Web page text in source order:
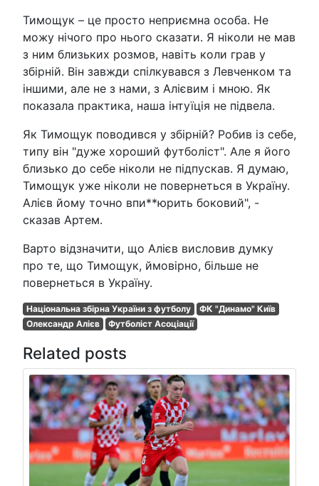
Тимощук – це просто неприємна особа. Не
можу нічого про нього сказати. Я ніколи не мав
з ним близьких розмов, навіть коли грав у
збірній. Він завжди спілкувався з Левченком та
іншими, але не з нами, з Алієвим і мною. Як
показала практика, наша інтуїція не підвела.
Як Тимощук поводився у збірній? Робив із себе,
типу він "дуже хороший футболіст". Але я його
близько до себе ніколи не підпускав. Я думаю,
Тимощук уже ніколи не повернеться в Україну.
Алієв йому точно впи**юрить боковий", -
сказав Артем.
Варто відзначити, що Алієв висловив думку
про те, що Тимощук, ймовірно, більше не
повернеться в Україну.
Національна збірна України з футболу
ФК "Динамо" Київ
Олександр Алієв
Футболіст Асоціації
Related posts